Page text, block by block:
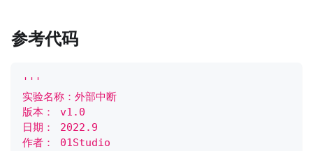
参考代码
'''
实验名称：外部中断
版本： v1.0
日期： 2022.9
作者： 01Studio